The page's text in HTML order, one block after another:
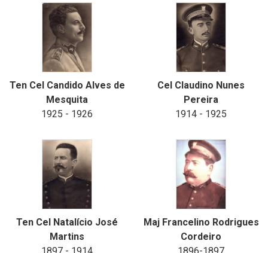
Ten Cel Candido Alves de
Mesquita
1925 - 1926
Cel Claudino Nunes
Pereira
1914 - 1925
Ten Cel Natalício José
Martins
Maj Francelino Rodrigues
Cordeiro